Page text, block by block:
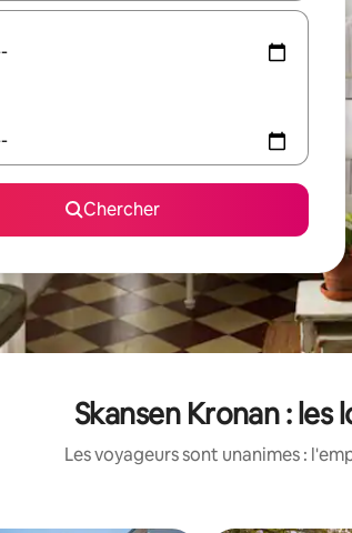
Chercher
Skansen Kronan :
Les voyageurs sont unanimes :